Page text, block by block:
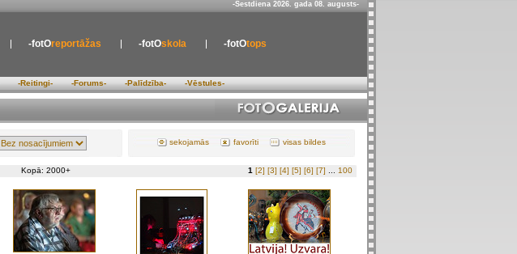
-Sestdiena 2026. gada 08. augusts-
-fotOreportāžas -fotOskola -fotOtops
-Reitingi- -Forums- -Palīdzība- -Vēstules-
sekojamās favorīti visas bildes
1 [2] [3] [4] [5] [6] [7] 100
Kopā: 2000+